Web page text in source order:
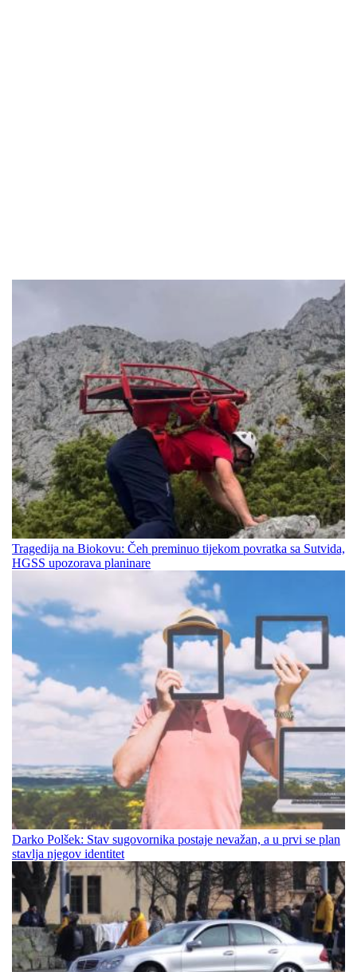
Tragedija na Biokovu: Čeh preminuo tijekom povratka sa Sutvida,
HGSS upozorava planinare
Darko Polšek: Stav sugovornika postaje nevažan, a u prvi se plan
stavlja njegov identitet